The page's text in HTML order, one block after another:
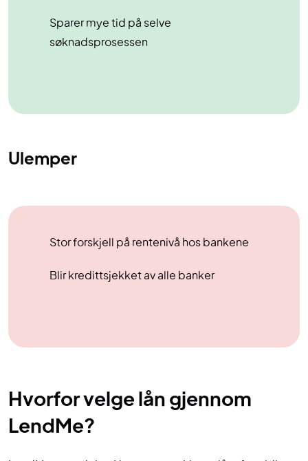
Sparer mye tid på selve
søknadsprosessen
Ulemper
Stor forskjell på rentenivå hos bankene
Blir kredittsjekket av alle banker
Hvorfor velge lån gjennom
LendMe?